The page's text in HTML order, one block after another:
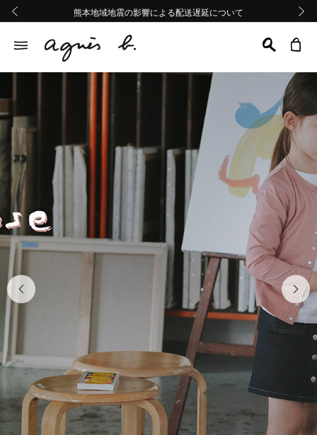
熊本地域地震の影響による配送遅延について
Summer Sale 2buy10%OFF!!
熊本地域地震の影響による配送遅延について
Summer Sale 2buy10%OFF!!
前の画像 次の